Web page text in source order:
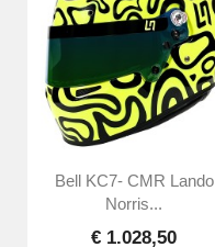
Bell KC7- CMR Lando
Norris...
€ 1.028,50